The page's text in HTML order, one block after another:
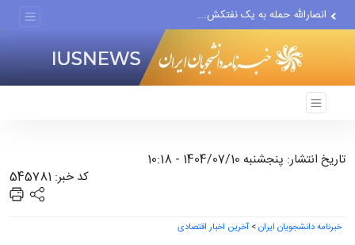
انصارالله حمله به یک نفتکش...
لفاظی جدید نتانیاهو علیه ایران
تاریخ انتشار: پنجشنبه 1404/07/10 - 10:18
کد خبر: 545781
خبرنامه دانشجویان ایران> آخرین اخبار اقتصادی